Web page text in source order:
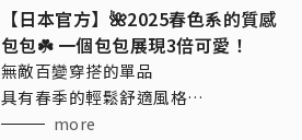
【日本官方】🌺2025春色系的質感
包包☘️ 一個包包展現3倍可愛！
無敵百變穿搭的單品
具有春季的輕鬆舒適風格
又帶點精緻的成熟休閒感
more